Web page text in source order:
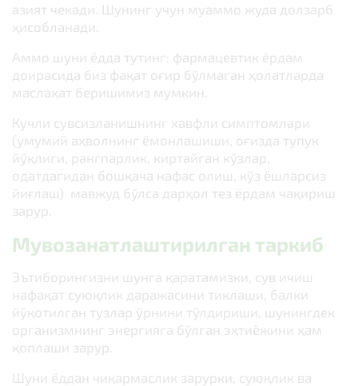
азият чекади. Шунинг учун муаммо жуда долзарб
ҳисобланади.
Аммо шуни ёдда тутинг: фармацевтик ёрдам
доирасида биз фақат оғир бўлмаган ҳолатларда
маслаҳат беришимиз мумкин.
Кучли сувсизланишнинг хавфли симптомлари
(умумий аҳволнинг ёмонлашиши, оғизда тупук
йўқлиги, рангпарлик, киртайган кўзлар,
одатдагидан бошқача нафас олиш, кўз ёшларсиз
йиғлаш) мавжуд бўлса дарҳол тез ёрдам чақириш
зарур.
Мувозанатлаштирилган таркиб
Эътиборингизни шунга қаратамизки, сув ичиш
нафақат суюқлик даражасини тиклаши, балки
йўқотилган тузлар ўрнини тўлдириши, шунингдек
организмнинг энергияга бўлган эҳтиёжини ҳам
қоплаши зарур.
Шуни ёддан чиқармаслик зарурки, суюқлик ва